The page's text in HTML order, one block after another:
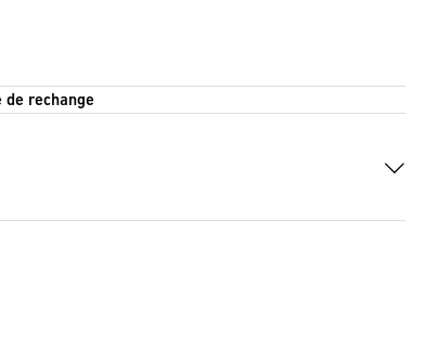
de rechange